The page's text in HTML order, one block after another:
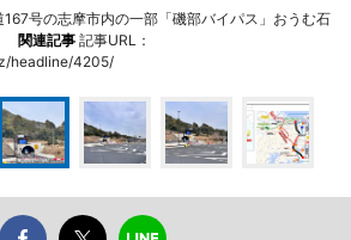
167号の志摩市内の一部「磯部バイパス」おうむ石
関連記事 記事URL：
headline/4205/